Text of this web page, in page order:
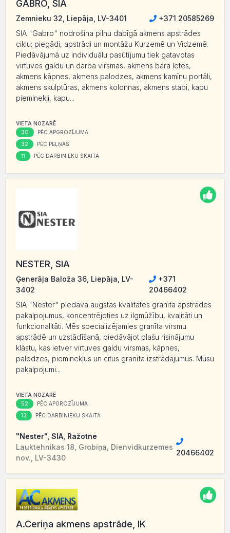
GABRO, SIA
Zemnieku 32, Liepāja, LV-3401
+371 20585269
SIA "Gabro" nodrošina pilnu dabīgā akmens apstrādes
ciklu: piegādi, apstrādi un montāžu Kurzemē un Vidzemē.
Piedāvājumā uz individuālu pasūtījumu tiek gatavotas
virtuves galdu un darba virsmas, akmens bāra letes,
akmens kāpnes, akmens palodzes, akmens kamīnu portāli,
akmens skulptūras, akmens kolonnas, akmens stabi, kapu
pieminekļi, kapu...
VIETA NOZARĒ
30 PĒC APGROZĪJUMA
32 PĒC PEĻŅAS
11 PĒC DARBINIEKU SKAITA
NESTER, SIA
Ģenerāļa Baloža 36, Liepāja, LV-
3402
+371
20466402
SIA "Nester" piedāvā augstas kvalitātes granīta apstrādes
pakalpojumus, koncentrējoties uz ilgmūžību, kvalitāti un
funkcionalitāti. Mēs specializējamies granīta virsmu
apstrādē un uzstādīšanā, piedāvājot plašu risinājumu
klāstu, kas ietver virtuves galdu virsmas, kāpnes,
palodzes, pieminekļus un citus granīta izstrādājumus. Mūsu
pakalpojumi...
VIETA NOZARĒ
52 PĒC APGROZĪJUMA
13 PĒC DARBINIEKU SKAITA
"Nester", SIA, Ražotne
Lauktehnikas 18, Grobiņa, Dienvidkurzemes
nov., LV-3430
20466402
A.Ceriņa akmens apstrāde, IK